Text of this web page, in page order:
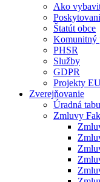
Ako
Štatút obce
Komunitný
PHSR
Služby
GDPR
Projekty
Zverejňovanie
Úradná
Zmluvy